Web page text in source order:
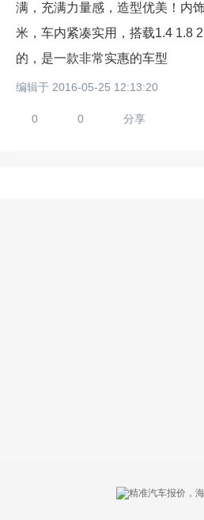
满，充满力量感，造型优美！内
米，车内紧凑实用，搭载1.4 1.8
的，是一款非常实惠的车型
编辑于 2016-05-25 12:13:20
0 0 分享